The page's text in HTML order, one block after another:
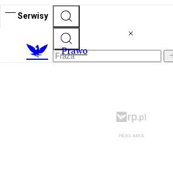
Serwisy
Prawo